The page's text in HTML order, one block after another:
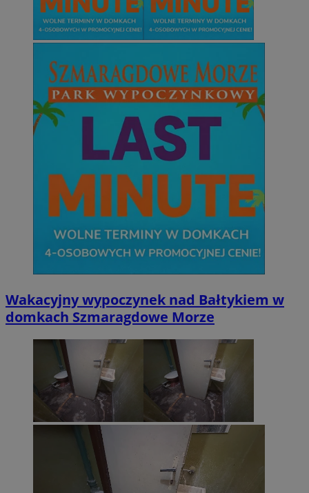
Wakacyjny wypoczynek nad Bałtykiem w
domkach Szmaragdowe Morze